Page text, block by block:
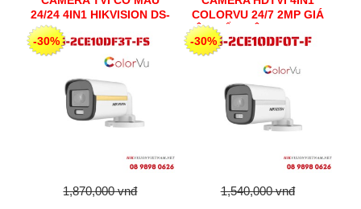
24/24 4IN1 HIKVISION DS-
2CE10DF3T-FS
-30%
1,870,000 vnđ
COLORVU 24/7 2MP GIÁ
SIÊU TIẾT KIỆM HIKVISION
DS-2CE10DF0T-F
-30%
1,540,000 vnđ